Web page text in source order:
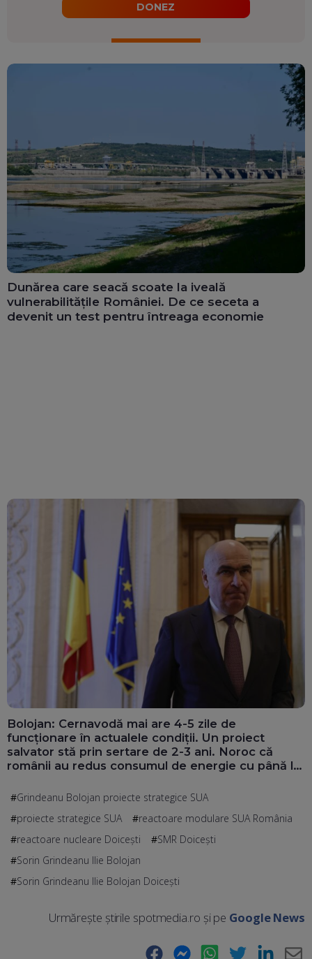
DONEZ
Dunărea care seacă scoate la iveală
vulnerabilitățile României. De ce seceta a
devenit un test pentru întreaga economie
Bolojan: Cernavodă mai are 4-5 zile de
funcționare în actualele condiții. Un proiect
salvator stă prin sertare de 2-3 ani. Noroc că
românii au redus consumul de energie cu până la
Grindeanu Bolojan proiecte strategice SUA
proiecte strategice SUA
reactoare modulare SUA România
reactoare nucleare Doicești
SMR Doicești
Sorin Grindeanu Ilie Bolojan
Sorin Grindeanu Ilie Bolojan Doicești
Urmărește știrile spotmedia.ro și pe Google News
Facebook Messenger WhatsApp Twitter LinkedIn